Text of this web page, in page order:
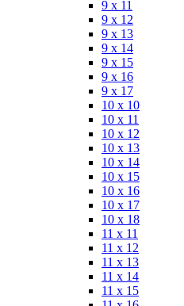
9 x 11
9 x 12
9 x 13
9 x 14
9 x 15
9 x 16
9 x 17
10 x 10
10 x 11
10 x 12
10 x 13
10 x 14
10 x 15
10 x 16
10 x 17
10 x 18
11 x 11
11 x 12
11 x 13
11 x 14
11 x 15